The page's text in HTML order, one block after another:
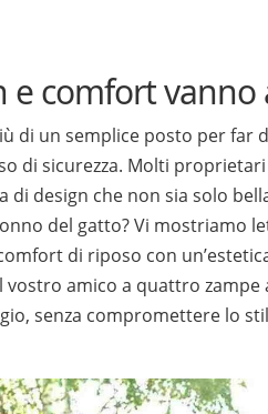
e comfort vanno
di un semplice posto per far
di sicurezza. Molti
di design che non sia solo
del gatto? Vi mostriamo
di riposo con
amico a quattro zampe
senza compromettere lo